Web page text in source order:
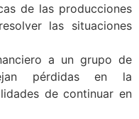
de las producciones
las situaciones
a un grupo de
pérdidas en la
de continuar en